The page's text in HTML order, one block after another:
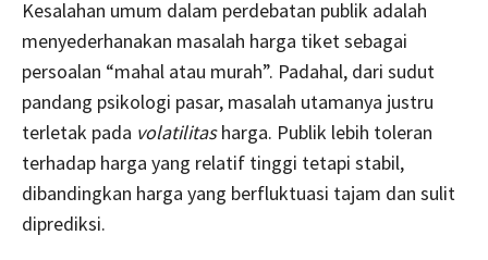
Kesalahan umum dalam perdebatan publik adalah
menyederhanakan masalah harga tiket sebagai
persoalan “mahal atau murah”. Padahal, dari sudut
pandang psikologi pasar, masalah utamanya justru
terletak pada volatilitasharga. Publik lebih toleran
terhadap harga yang relatif tinggi tetapi stabil,
dibandingkan harga yang berfluktuasi tajam dan sulit
diprediksi.